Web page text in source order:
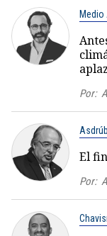
Medio
Por:
El
Por: